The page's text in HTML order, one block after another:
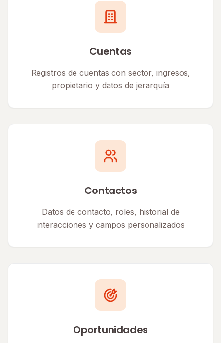
Cuentas
Registros de cuentas con sector, ingresos,
propietario y datos de jerarquía
Contactos
Datos de contacto, roles, historial de
interacciones y campos personalizados
Oportunidades